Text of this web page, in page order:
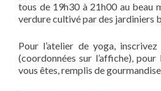
tous de 19h30 à 21h00 au beau
verdure cultivé par des jardiniers
Pour l’atelier de yoga,
(coordonnées sur l’affiche),
vous êtes, remplis de